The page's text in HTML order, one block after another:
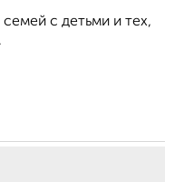
с детьми и тех,